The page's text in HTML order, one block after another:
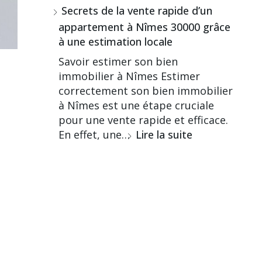
Secrets de la vente rapide d’un
appartement à Nîmes 30000 grâce
à une estimation locale
Savoir estimer son bien
immobilier à Nîmes Estimer
correctement son bien immobilier
à Nîmes est une étape cruciale
pour une vente rapide et efficace.
En effet, une… Lire la suite